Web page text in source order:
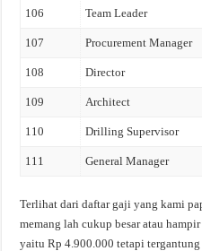
106 Team Leader
107 Procurement Manager
108 Director
109 Architect
110 Drilling Supervisor
111 General Manager
Terlihat dari daftar gaji yang kami
memang lah cukup besar atau
yaitu Rp 4.900.000 tetapi